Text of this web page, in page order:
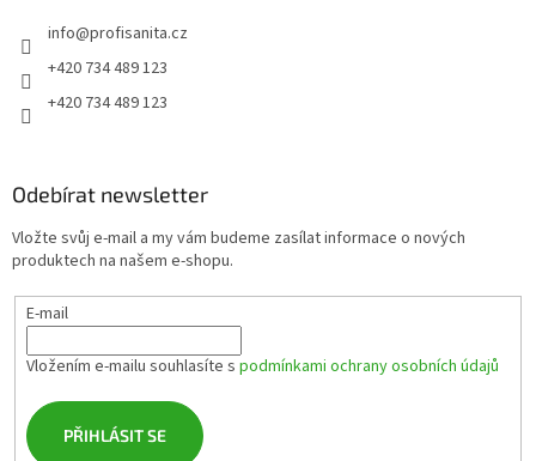
info@profisanita.cz
+420 734 489 123
+420 734 489 123
Odebírat newsletter
Vložte svůj e-mail a my vám budeme zasílat informace o nových
produktech na našem e-shopu.
E-mail
Vložením e-mailu souhlasíte s podmínkami ochrany osobních údajů
PŘIHLÁSIT SE